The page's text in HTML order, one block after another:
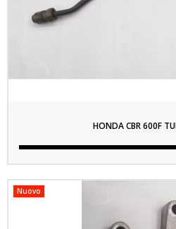
HONDA CBR 600F
Nuovo